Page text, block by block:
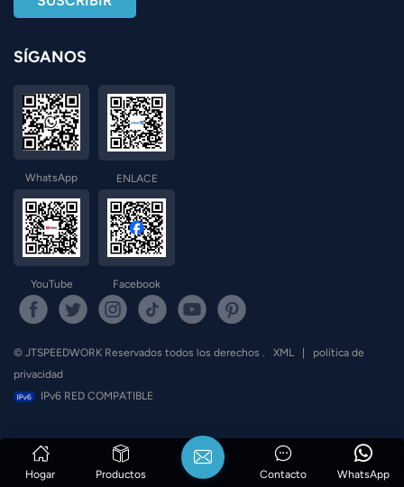
SÍGANOS
WhatsApp ENLACE
YouTube Facebook
© JTSPEEDWORK Reservados todos los derechos . XML |
política de
privacidad
IPv6 RED COMPATIBLE
Hogar Productos WhatsApp
Contacto